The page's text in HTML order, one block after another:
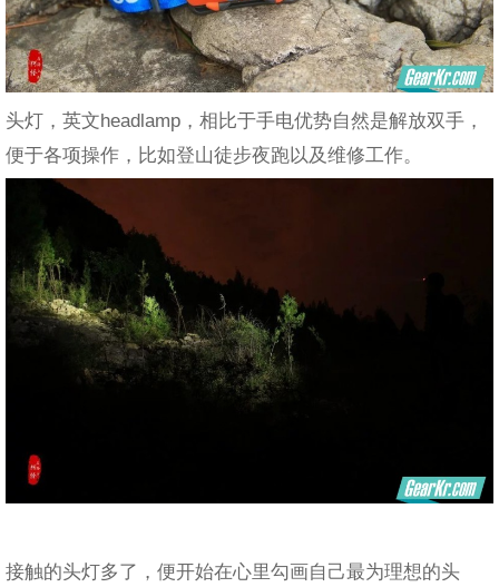
头灯，英文headlamp，相比于手电优势自然是解放双手，
便于各项操作，比如登山徒步夜跑以及维修工作。
接触的头灯多了，便开始在心里勾画自己最为理想的头